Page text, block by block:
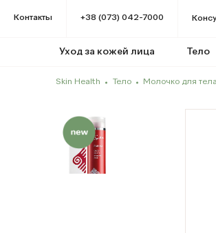
Контакты +38 (073) 042-7000
Уход за кожей лица Тело
Skin Health Тело Молочко для тела